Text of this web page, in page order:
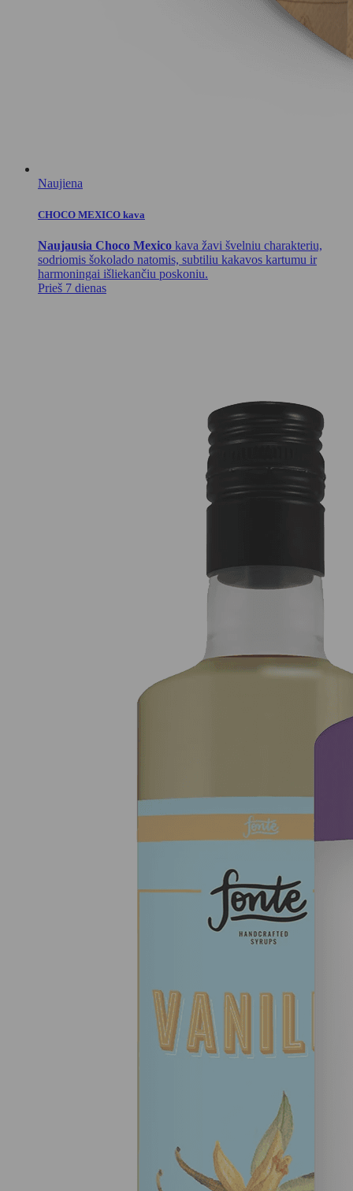
Naujiena
CHOCO MEXICO kava
Naujausia Choco Mexico kava žavi švelniu charakteriu,
sodriomis šokolado natomis, subtiliu kakavos kartumu ir
harmoningai išliekančiu poskoniu.
Prieš 7 dienas